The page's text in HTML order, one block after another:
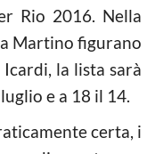
Rio 2016. Nella
Martino figurano
la lista sarà
e a 18 il 14.
certa, i